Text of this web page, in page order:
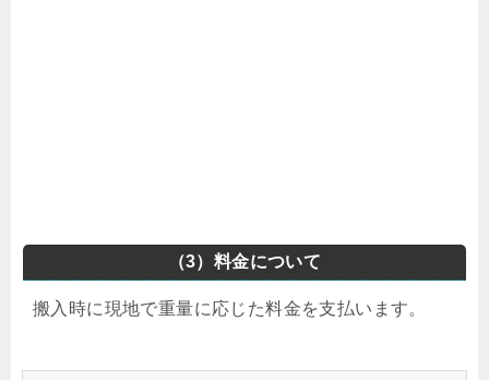
（3）料金について
搬入時に現地で重量に応じた料金を支払います。